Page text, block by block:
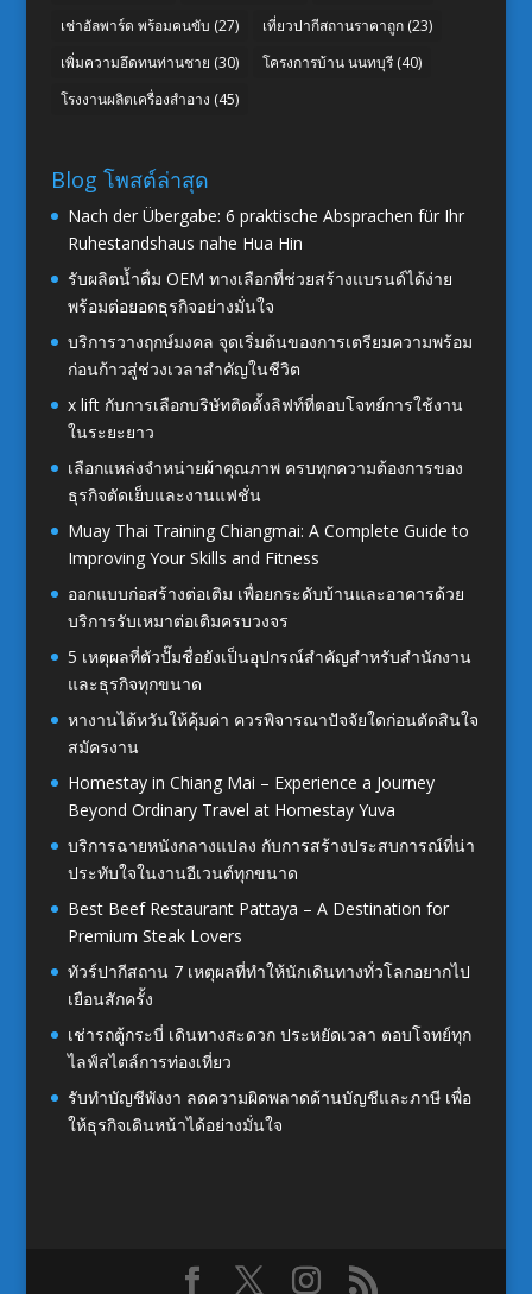
เช่าอัลพาร์ด พร้อมคนขับ (27) เที่ยวปากีสถานราคาถูก(23)
เพิ่มความอึดทนท่านชาย (30) โครงการบ้าน นนทบุรี(40)
โรงงานผลิตเครื่องสำอาง (45)
Blog โพสต์ล่าสุด
Nach der Übergabe: 6 praktische Absprachen für Ihr
Ruhestandshaus nahe Hua Hin
รับผลิตน้ำดื่ม OEM ทางเลือกที่ช่วยสร้างแบรนด์ได้ง่าย
พร้อมต่อยอดธุรกิจอย่างมั่นใจ
บริการวางฤกษ์มงคล จุดเริ่มต้นของการเตรียมความพร้อม
ก่อนก้าวสู่ช่วงเวลาสำคัญในชีวิต
x lift กับการเลือกบริษัทติดตั้งลิฟท์ที่ตอบโจทย์การใช้งาน
ในระยะยาว
เลือกแหล่งจำหน่ายผ้าคุณภาพ ครบทุกความต้องการของ
ธุรกิจตัดเย็บและงานแฟชั่น
Muay Thai Training Chiangmai: A Complete Guide to
Improving Your Skills and Fitness
ออกแบบก่อสร้างต่อเติม เพื่อยกระดับบ้านและอาคารด้วย
บริการรับเหมาต่อเติมครบวงจร
5 เหตุผลที่ตัวปั๊มชื่อยังเป็นอุปกรณ์สำคัญสำหรับสำนักงาน
และธุรกิจทุกขนาด
หางานไต้หวันให้คุ้มค่า ควรพิจารณาปัจจัยใดก่อนตัดสินใจ
สมัครงาน
Homestay in Chiang Mai – Experience a Journey
Beyond Ordinary Travel at Homestay Yuva
บริการฉายหนังกลางแปลง กับการสร้างประสบการณ์ที่น่า
ประทับใจในงานอีเวนต์ทุกขนาด
Best Beef Restaurant Pattaya – A Destination for
Premium Steak Lovers
ทัวร์ปากีสถาน 7 เหตุผลที่ทำให้นักเดินทางทั่วโลกอยากไป
เยือนสักครั้ง
เช่ารถตู้กระบี่ เดินทางสะดวก ประหยัดเวลา ตอบโจทย์ทุก
ไลฟ์สไตล์การท่องเที่ยว
รับทำบัญชีพังงา ลดความผิดพลาดด้านบัญชีและภาษี เพื่อ
ให้ธุรกิจเดินหน้าได้อย่างมั่นใจ